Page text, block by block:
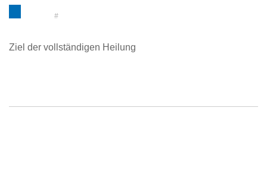
#
Ziel der vollständigen Heilung